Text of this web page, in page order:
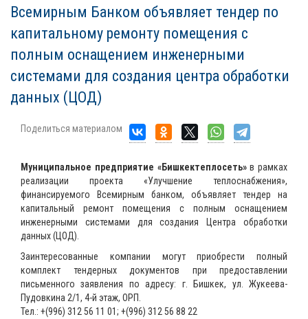
Всемирным Банком объявляет тендер по
капитальному ремонту помещения с
полным оснащением инженерными
системами для создания центра обработки
данных (ЦОД)
Поделиться материалом
Муниципальное предприятие «Бишкектеплосеть»в рамках
реализации проекта «Улучшение теплоснабжения»,
финансируемого Всемирным банком, объявляет тендер на
капитальный ремонт помещения с полным оснащением
инженерными системами для создания Центра обработки
данных (ЦОД).
Заинтересованные компании могут приобрести полный
комплект тендерных документов при предоставлении
письменного заявления по адресу: г. Бишкек, ул. Жукеева-
Пудовкина 2/1, 4-й этаж, ОРП.
Тел.: +(996) 312 56 11 01; +(996) 312 56 88 22